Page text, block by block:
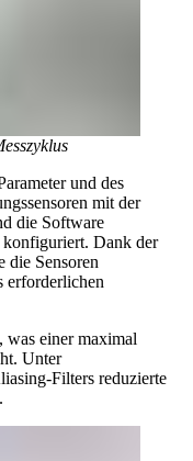
und des
mit der
die Software
Dank der
die Sensoren
erforderlichen
was einer maximal
Unter
Filters reduzierte